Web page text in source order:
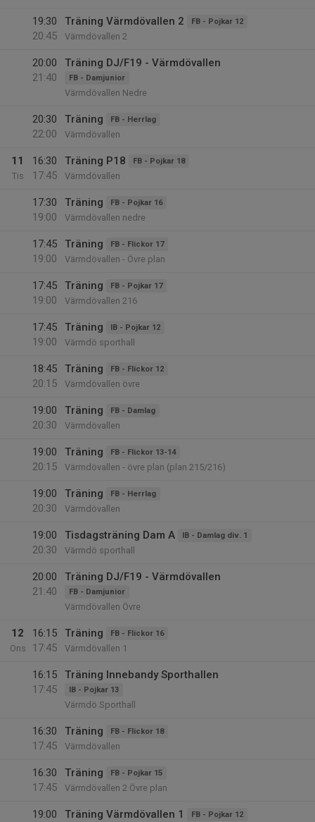
19:30
20:45
Träning Värmdövallen 2 FB - Pojkar 12
Värmdövallen 2
20:00
21:40
Träning DJ/F19 - Värmdövallen
FB - Damjunior
Värmdövallen Nedre
20:30
22:00
Träning FB - Herrlag
Värmdövallen
11
Tis
16:30
17:45
Träning P18 FB - Pojkar 18
Värmdövallen
17:30
19:00
Träning FB - Pojkar 16
Värmdövallen nedre
17:45
19:00
Träning FB - Flickor 17
Värmdövallen - Övre plan
17:45
19:00
Träning FB - Pojkar 17
Värmdövallen 216
17:45
19:00
Träning IB - Pojkar 12
Värmdö sporthall
18:45
20:15
Träning FB - Flickor 12
Värmdövallen övre
19:00
20:30
Träning FB - Damlag
Värmdövallen
19:00
20:15
Träning FB - Flickor 13-14
Värmdövallen - övre plan (plan 215/216)
19:00
20:30
Träning FB - Herrlag
Värmdövallen
19:00
20:30
Tisdagsträning Dam A IB - Damlag div. 1
Värmdö sporthall
20:00
21:40
Träning DJ/F19 - Värmdövallen
FB - Damjunior
Värmdövallen Övre
12
Ons
16:15
17:45
Träning FB - Flickor 16
Värmdövallen 1
16:15
17:45
Träning Innebandy Sporthallen
IB - Pojkar 13
Värmdö Sporthall
16:30
17:45
Träning FB - Flickor 18
Värmdövallen
16:30
17:45
Träning FB - Pojkar 15
Värmdövallen 2 Övre plan
19:00
Träning Värmdövallen 1 FB - Pojkar 12